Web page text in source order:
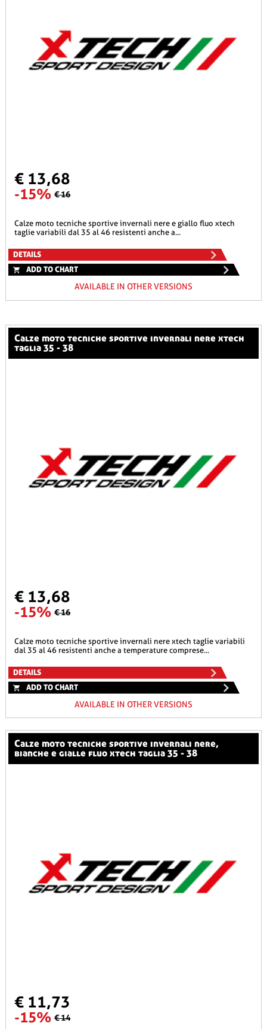
€ 13,68
-15% € 16
calze moto tecniche sportive invernali nere e giallo fluo xtech
taglie variabili dal 35 al 46 resistenti anche a...
DETAILS
ADD TO CHART
AVAILABLE IN OTHER VERSIONS
calze moto tecniche sportive invernali nere xtech
taglia 35 - 38
€ 13,68
-15% € 16
calze moto tecniche sportive invernali nere xtech taglie variabili
dal 35 al 46 resistenti anche a temperature comprese...
DETAILS
ADD TO CHART
AVAILABLE IN OTHER VERSIONS
calze moto tecniche sportive invernali nere,
bianche e gialle fluo xtech taglia 35 - 38
€ 11,73
-15% € 14